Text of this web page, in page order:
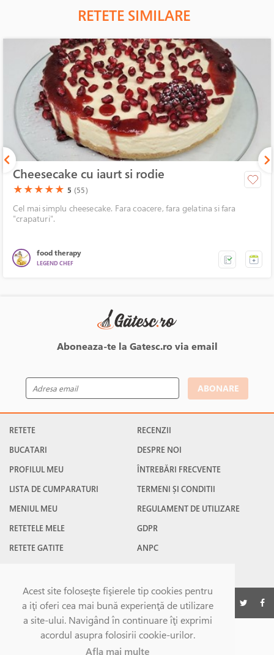
Acest site foloseşte fişierele tip cookies pentru
a iţi oferi cea mai bună experienţă de utilizare
a site-ului. Navigând în continuare îţi exprimi
acordul asupra folosirii cookie-urilor.
Afla mai multe
RETETE SIMILARE
Cheesecake cu iaurt si rodie
(*)
★(*)
★(*)
★(*)
★(*)
★ 5 (55)
Cel mai simplu cheesecake. Fara coacere, fara gelatina si fara
"crapaturi".
food therapy
LEGEND CHEF
Aboneaza-te la Gatesc.ro via email
ABONARE
RETETE
BUCATARI
PROFILUL MEU
LISTA DE CUMPARATURI
MENIUL MEU
RETETELE MELE
RETETE GATITE
RECENZII
DESPRE NOI
ÎNTREBĂRI FRECVENTE
TERMENI ȘI CONDITII
REGULAMENT DE UTILIZARE
GDPR
ANPC
©Gatesc.ro 2026